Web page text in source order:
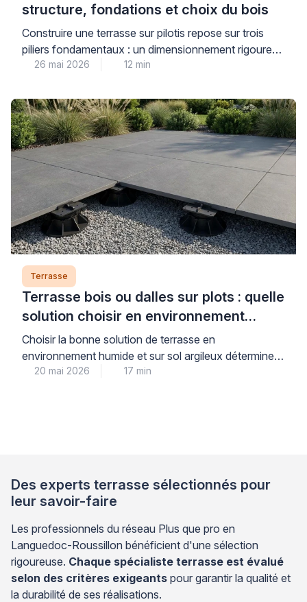
structure, fondations et choix du bois
Construire une terrasse sur pilotis repose sur trois
piliers fondamentaux : un dimensionnement rigoureux
de la structure porteuse, des fondations stables
durables répondant aux contraintes d’exposition.
Cette réalisation technique, qui transforme un terrain
en pente ou irrégulier en véritable espace de vie
extérieur, exige une compréhension […]
26 mai 2026 12 min
Terrasse
Terrasse bois ou dalles sur plots : quelle
solution choisir en environnement
humide ?
Choisir la bonne solution de terrasse en
environnement humide et sur sol argileux détermine la
durabilité de votre installation pour les 10 à 15 années
20 mai 2026 17 min
Des experts terrasse sélectionnés pour
leur savoir-faire
Les professionnels du réseau Plus que pro en
Languedoc-Roussillon bénéficient d'une sélection
rigoureuse. Chaque spécialiste terrasse est évalué
selon des critères exigeants pour garantir la qualité et
la durabilité de ses réalisations.